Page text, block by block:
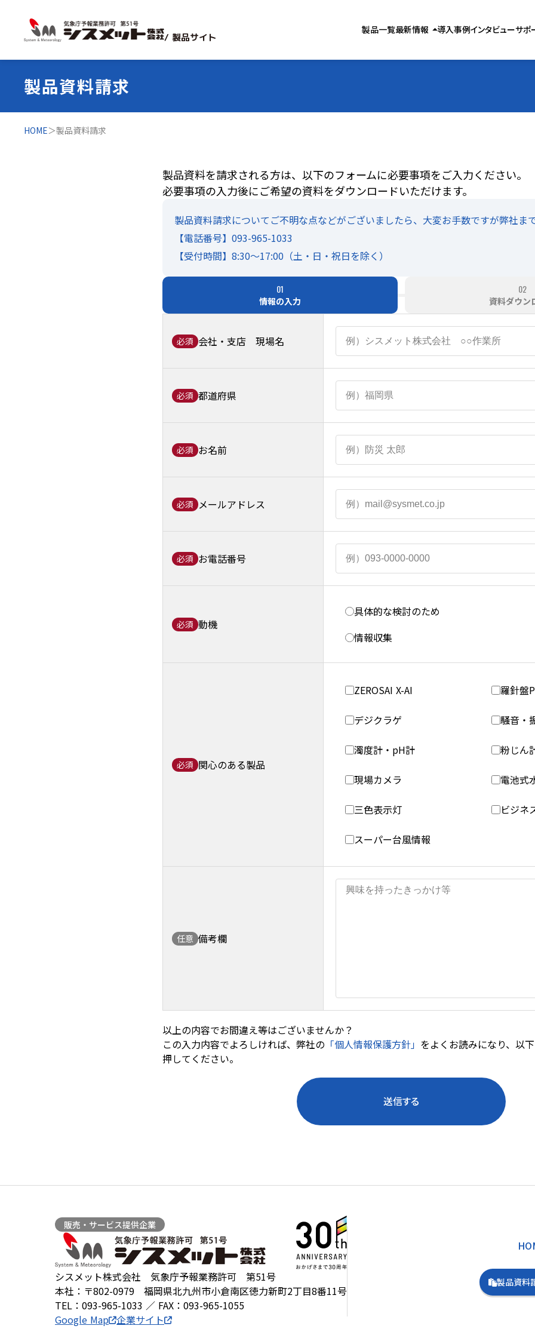
/ 製品サイト
製品一覧最新情報 arrow_drop_up導入事例インタビューサポ
製品資料請求
HOME＞製品資料請求
製品資料を請求される方は、以下のフォームに必要事項をご入力ください。
必要事項の入力後にご希望の資料をダウンロードいただけます。
製品資料請求についてご不明な点などがございましたら、大変お手数ですが弊社ま
【電話番号】093-965-1033
【受付時間】8:30～17:00（土・日・祝日を除く）
01
情報の入力
02
資料ダウン
必須 会社・支店 現場名
必須 都道府県
必須 お名前
必須 メールアドレス
必須 お電話番号
必須 動機
具体的な検討のため
情報収集
必須 関心のある製品
ZEROSAI X-AI 羅針盤
デジクラゲ 騒音・
濁度計・pH計 粉じん
現場カメラ 電池式
三色表示灯 ビジネ
スーパー台風情報
任意 備考欄
以上の内容でお間違え等はございませんか？
この入力内容でよろしければ、弊社の 「個人情報保護方針」 をよくお読みになり、以
押してください。
送信する
販売・サービス提供企業
シスメット株式会社 気象庁予報業務許可 第51号
本社：〒802-0979 福岡県北九州市小倉南区徳力新町2丁目8番11号
TEL：093-965-1033 ／ FAX：093-965-1055
Google Map 企業サイト
製品資料